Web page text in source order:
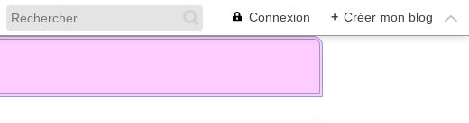
Connexion + Créer mon blog